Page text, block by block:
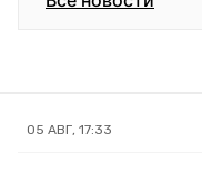
05 АВГ, 17:33